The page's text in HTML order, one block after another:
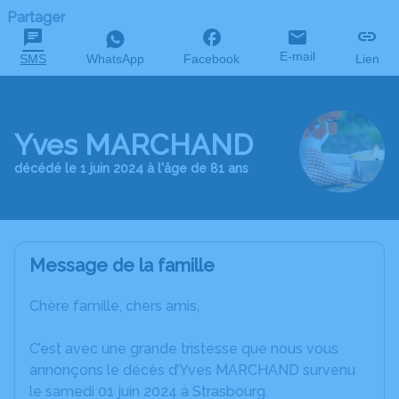
Partager
SMS WhatsApp Facebook E-mail Lien
Yves MARCHAND
décédé le 1 juin 2024 à l'âge de 81 ans
Message de la famille
Chère famille, chers amis,
C’est avec une grande tristesse que nous vous
annonçons le décès d’Yves MARCHAND survenu
le samedi 01 juin 2024 à Strasbourg.